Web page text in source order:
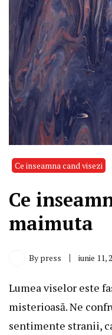
Ce inseamna cand visezi
Ce
maimuta
By press iunie 11,
Lumea viselor este
misterioasă. Ne
sentimente stranii,